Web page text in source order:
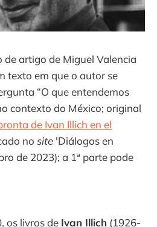
de artigo de Miguel Valencia
texto em que o autor se
“O que entendemos
contexto do México; original
de Ivan Illich en el
no site 'Diálogos en
de 2023); a 1ª parte pode
os livros de Ivan Illich (1926-